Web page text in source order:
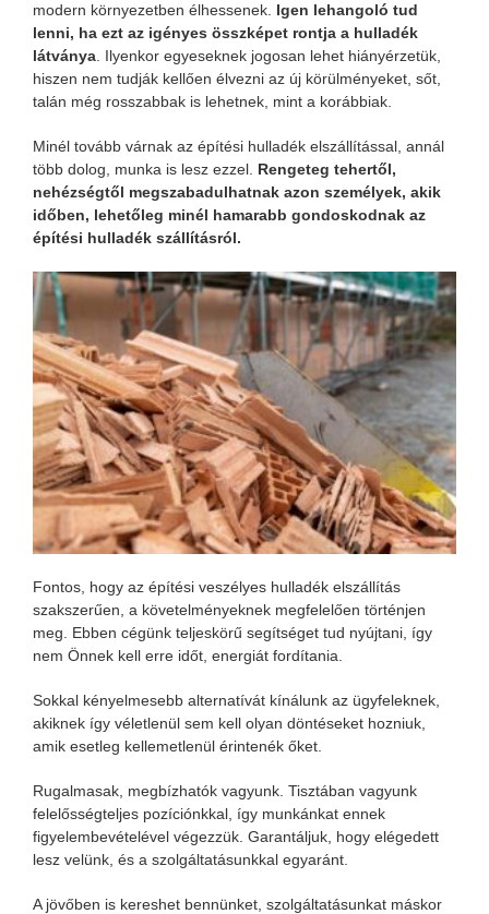
modern környezetben élhessenek. Igen lehangoló tud
lenni, ha ezt az igényes összképet rontja a hulladék
látványa . Ilyenkor egyeseknek jogosan lehet hiányérzetük,
hiszen nem tudják kellően élvezni az új körülményeket, sőt,
talán még rosszabbak is lehetnek, mint a korábbiak.
Minél tovább várnak az építési hulladék elszállítással, annál
több dolog, munka is lesz ezzel. Rengeteg tehertől,
nehézségtől megszabadulhatnak azon személyek, akik
időben, lehetőleg minél hamarabb gondoskodnak az
építési hulladék szállításról.
Fontos, hogy az építési veszélyes hulladék elszállítás
szakszerűen, a követelményeknek megfelelően történjen
meg. Ebben cégünk teljeskörű segítséget tud nyújtani, így
nem Önnek kell erre időt, energiát fordítania.
Sokkal kényelmesebb alternatívát kínálunk az ügyfeleknek,
akiknek így véletlenül sem kell olyan döntéseket hozniuk,
amik esetleg kellemetlenül érintenék őket.
Rugalmasak, megbízhatók vagyunk. Tisztában vagyunk
felelősségteljes pozíciónkkal, így munkánkat ennek
figyelembevételével végezzük. Garantáljuk, hogy elégedett
lesz velünk, és a szolgáltatásunkkal egyaránt.
A jövőben is kereshet bennünket, szolgáltatásunkat máskor